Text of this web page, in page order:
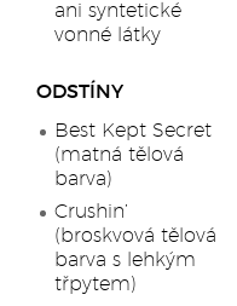
ani syntetické
vonné látky
ODSTÍNY
Best Kept Secret
(matná tělová
barva)
Crushin’
(broskvová tělová
barva s lehkým
třpytem)